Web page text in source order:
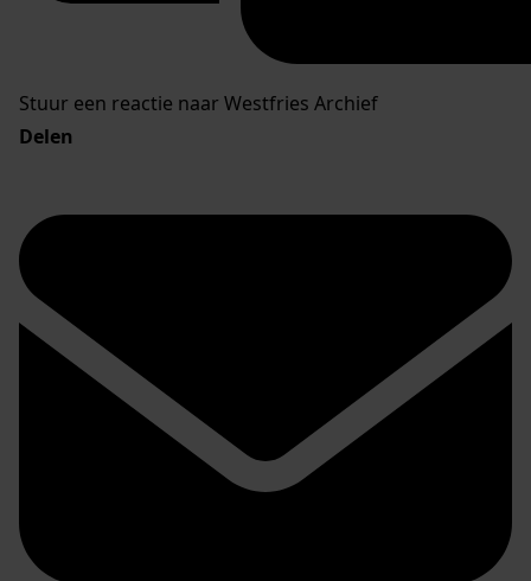
Stuur een reactie naar Westfries Archief
Delen